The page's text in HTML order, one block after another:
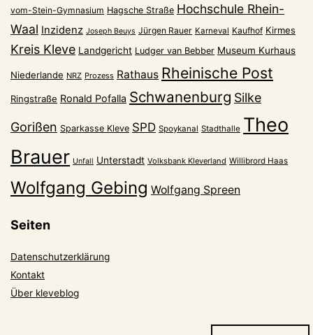
vom-Stein-Gymnasium Hagsche Straße Hochschule Rhein-
Waal Inzidenz Joseph Beuys Jürgen Rauer Karneval Kaufhof Kirmes
Kreis Kleve Landgericht Ludger van Bebber Museum Kurhaus
Niederlande NRZ Prozess Rathaus Rheinische Post
Ringstraße Ronald Pofalla Schwanenburg Silke
Gorißen Sparkasse Kleve SPD Spoykanal Stadthalle Theo
Brauer Unfall Unterstadt Volksbank Kleverland Willibrord Haas
Wolfgang Gebing Wolfgang Spreen
Seiten
Datenschutzerklärung
Kontakt
Über kleveblog